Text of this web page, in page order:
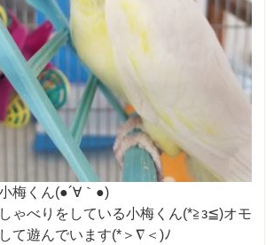
梅くん(●´∀｀●)
ゃべりをしている小梅くん(*≧з≦)オモ
て遊んでいます(*＞∇＜)ﾉ